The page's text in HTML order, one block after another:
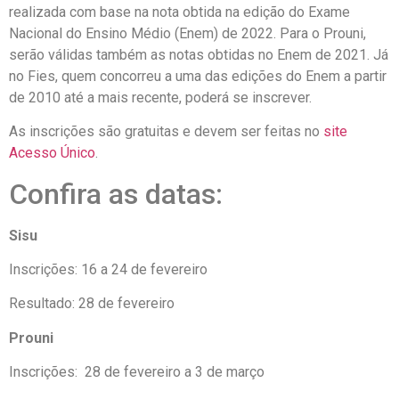
realizada com base na nota obtida na edição do Exame
Nacional do Ensino Médio (Enem) de 2022. Para o Prouni,
serão válidas também as notas obtidas no Enem de 2021. Já
no Fies, quem concorreu a uma das edições do Enem a partir
de 2010 até a mais recente, poderá se inscrever.
As inscrições são gratuitas e devem ser feitas no site
Acesso Único.
Confira as datas:
Sisu
Inscrições: 16 a 24 de fevereiro
Resultado: 28 de fevereiro
Prouni
Inscrições: 28 de fevereiro a 3 de março